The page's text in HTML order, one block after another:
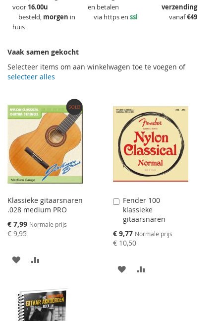
voor 16.00u
besteld, morgen in
huis
en betalen
via https en ssl
verzending
vanaf€49
Vaak samen gekocht
Selecteer items om aan winkelwagen toe te voegen of
selecteer alles
Klassieke gitaarsnaren
.028 medium PRO
Speciale
prijs
€ 7,99 Normale prijs
€ 9,95
AAN
TOEVOEGEN
OM
TE
Fender 100
klassieke
gitaarsnaren
Speciale
prijs
€ 9,77 Normale prijs
€ 10,50
Aan
winkelwagen
toevoegen
AAN